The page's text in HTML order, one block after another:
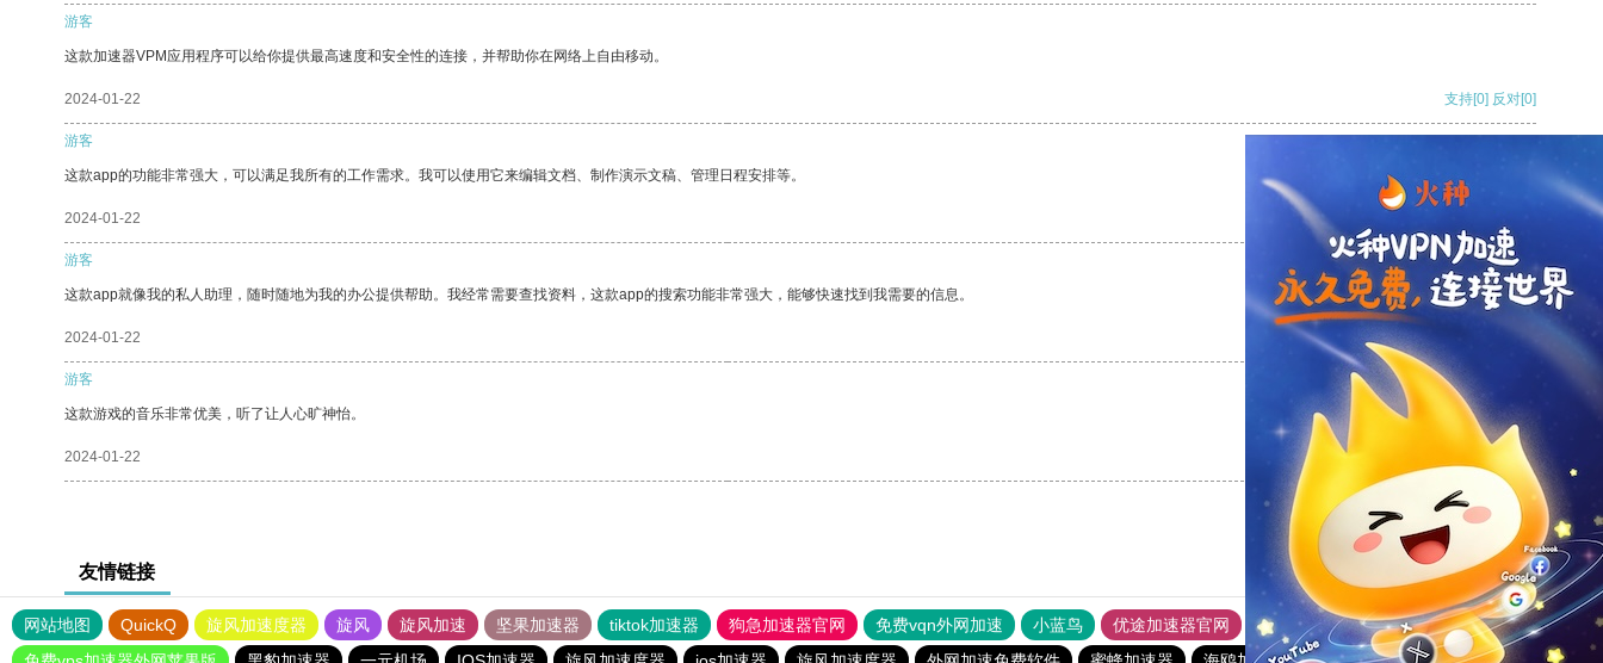
游客
这款加速器VPM应用程序可以给你提供最高速度和安全性的连接，并帮助你在网络上自由移动。
2024-01-22 支持[0] 反对[0]
游客
这款app的功能非常强大，可以满足我所有的工作需求。我可以使用它来编辑文档、制作演示文稿、管理日程安排等。
2024-01-22
游客
这款app就像我的私人助理，随时随地为我的办公提供帮助。我经常需要查找资料，这款app的搜索功能非常强大，能够快速找到我需要的信息。
2024-01-22 反对
游客
这款游戏的音乐非常优美，听了让人心旷神怡。
2024-01-22 反对[0]
友情链接
网站地图 QuickQ 旋风加速度器 旋风 旋风加速 坚果加速器 tiktok加速器 狗急加速器官网 免费vqn外网加速 小蓝鸟 优途加速器官网 风驰加速器 旋风加速器
八戒看书